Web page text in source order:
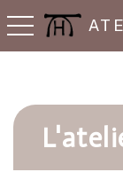
Basculer la